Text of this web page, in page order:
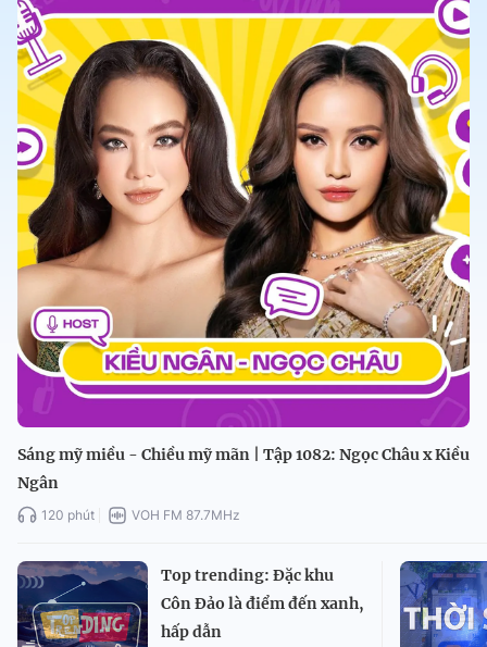
Sáng mỹ miều - Chiều mỹ mãn | Tập 1082: Ngọc Châu x Kiều
Ngân
120 phút VOH FM 87.7MHz
Top trending: Đặc khu
Côn Đảo là điểm đến xanh,
hấp dẫn